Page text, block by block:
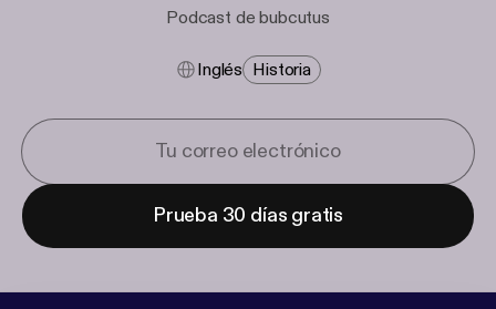
Podcast de bubcutus
Inglés Historia
Prueba 30 días gratis